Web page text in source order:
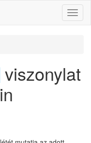
viszonylat